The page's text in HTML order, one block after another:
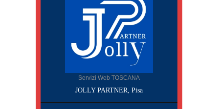
Servizi Web TOSCANA
JOLLY PARTNER, Pisa